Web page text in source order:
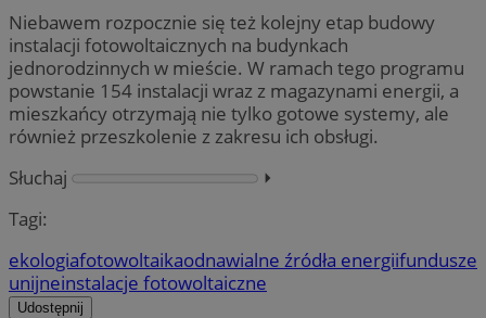
Niebawem rozpocznie się też kolejny etap budowy
instalacji fotowoltaicznych na budynkach
jednorodzinnych w mieście. W ramach tego programu
powstanie 154 instalacji wraz z magazynami energii, a
mieszkańcy otrzymają nie tylko gotowe systemy, ale
również przeszkolenie z zakresu ich obsługi.
Słuchaj
⏵︎
Tagi:
ekologiafotowoltaikaodnawialne źródła energiifundusze
unijneinstalacje fotowoltaiczne
Udostępnij